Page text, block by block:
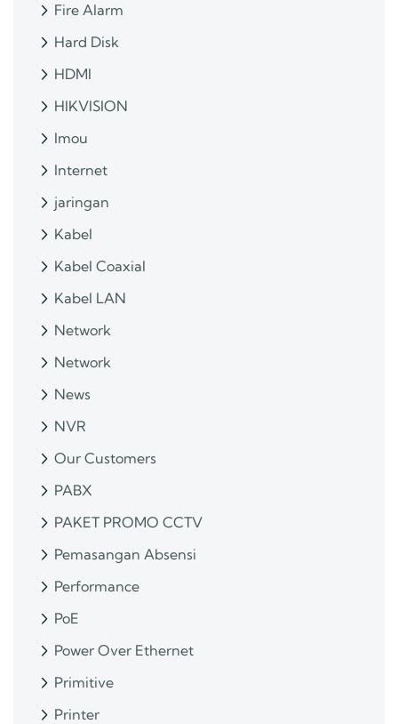
Fire Alarm
Hard Disk
HDMI
HIKVISION
Imou
Internet
jaringan
Kabel
Kabel Coaxial
Kabel LAN
Network
Network
News
NVR
Our Customers
PABX
PAKET PROMO CCTV
Pemasangan Absensi
Performance
PoE
Power Over Ethernet
Primitive
Printer